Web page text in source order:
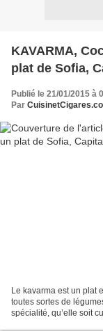
KAVARMA,
plat de Sofia,
Publié le 21/01/2015 à
Par
Le kavarma est un plat
toutes sortes de
spécialité, qu’elle soit